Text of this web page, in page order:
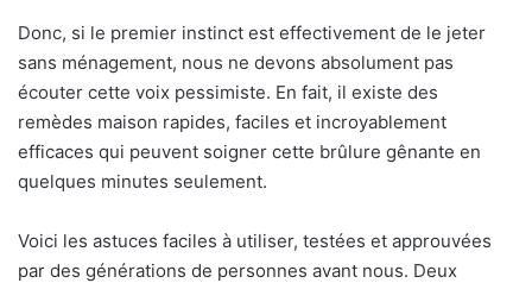
Donc, si le premier instinct est effectivement de le jeter
sans ménagement, nous ne devons absolument pas
écouter cette voix pessimiste. En fait, il existe des
remèdes maison rapides, faciles et incroyablement
efficaces qui peuvent soigner cette brûlure gênante en
quelques minutes seulement.
Voici les astuces faciles à utiliser, testées et approuvées
par des générations de personnes avant nous. Deux